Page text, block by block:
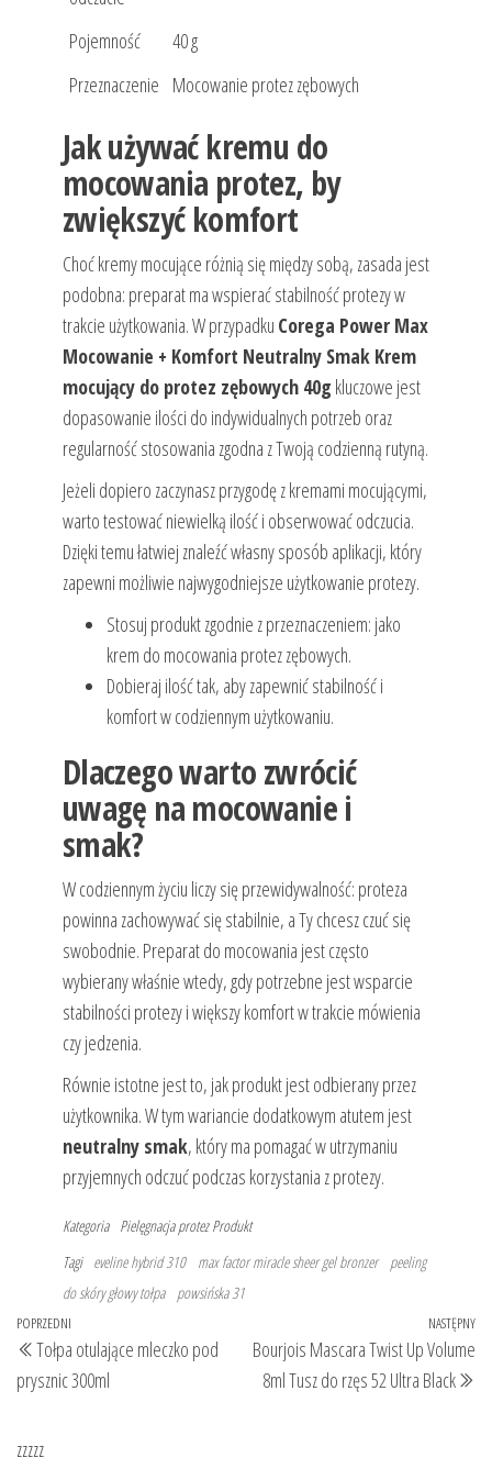
Pojemność
40 g
Przeznaczenie Mocowanie protez zębowych
Jak używać kremu do
mocowania protez, by
zwiększyć komfort
Choć kremy mocujące różnią się między sobą, zasada jest
podobna: preparat ma wspierać stabilność protezy w
trakcie użytkowania. W przypadku Corega Power Max
Mocowanie + Komfort Neutralny Smak Krem
mocujący do protez zębowych 40g kluczowe jest
dopasowanie ilości do indywidualnych potrzeb oraz
regularność stosowania zgodna z Twoją codzienną rutyną.
Jeżeli dopiero zaczynasz przygodę z kremami mocującymi,
warto testować niewielką ilość i obserwować odczucia.
Dzięki temu łatwiej znaleźć własny sposób aplikacji, który
zapewni możliwie najwygodniejsze użytkowanie protezy.
Stosuj produkt zgodnie z przeznaczeniem: jako
krem do mocowania protez zębowych.
Dobieraj ilość tak, aby zapewnić stabilność i
komfort w codziennym użytkowaniu.
Dlaczego warto zwrócić
uwagę na mocowanie i
smak?
W codziennym życiu liczy się przewidywalność: proteza
powinna zachowywać się stabilnie, a Ty chcesz czuć się
swobodnie. Preparat do mocowania jest często
wybierany właśnie wtedy, gdy potrzebne jest wsparcie
stabilności protezy i większy komfort w trakcie mówienia
czy jedzenia.
Równie istotne jest to, jak produkt jest odbierany przez
użytkownika. W tym wariancie dodatkowym atutem jest
neutralny smak, który ma pomagać w utrzymaniu
przyjemnych odczuć podczas korzystania z protezy.
Kategoria Pielęgnacja protez Produkt
Tagi eveline hybrid 310 max factor miracle sheer gel bronzer
peeling
do skóry głowy tołpa
powsińska 31
Nawigacja
wpisu
Poprzedni
wpis
POPRZEDNI
Tołpa otulające mleczko pod
prysznic 300ml
NASTĘPNY
Bourjois Mascara Twist Up Volume
8ml Tusz do rzęs 52 Ultra Black
zzzzz